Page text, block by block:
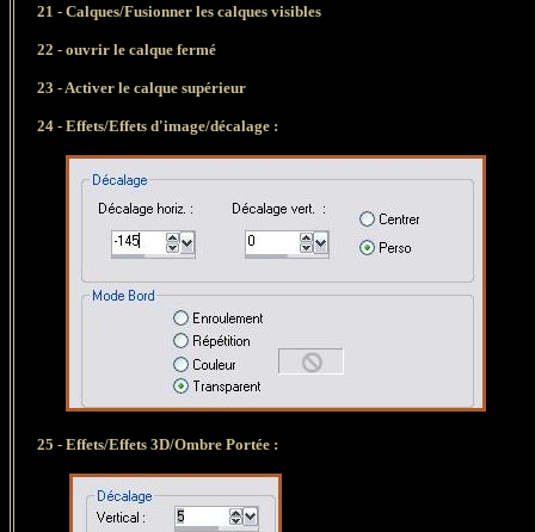
21 - Calques/Fusionner les calques visibles
22 - ouvrir le calque fermé
23 - Activer le calque supérieur
24 - Effets/Effets d'image/décalage :
25 - Effets/Effets 3D/Ombre Portée :